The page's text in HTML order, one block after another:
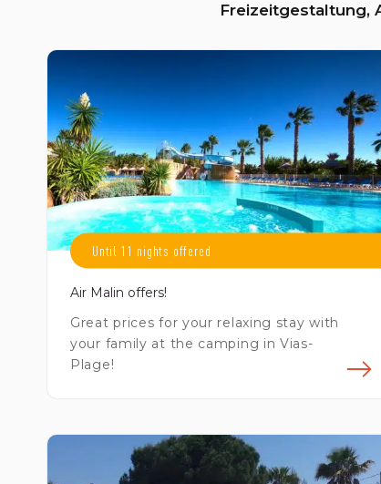
Freizeitgestaltung,
Until 11 nights offered
Air Malin offers!
Great prices for your relaxing stay with
your family at the camping in Vias-
Plage!